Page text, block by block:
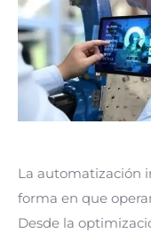
La automatización
forma en que
Desde la